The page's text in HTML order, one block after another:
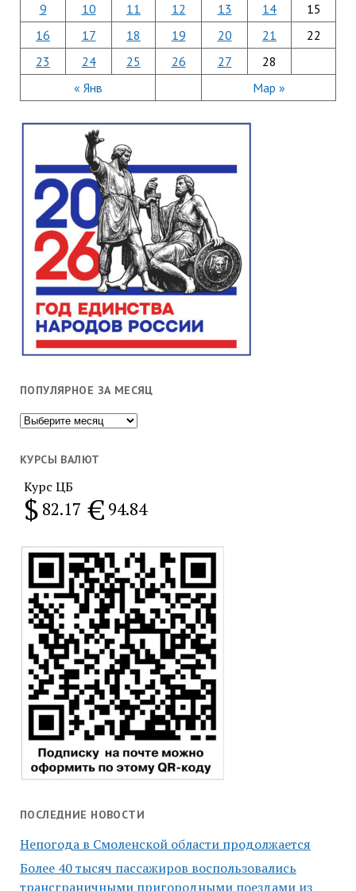
« Янв Мар »
9
10 11 12 13 14
15
16
17 18 19 20 21
22
23
24 25 26 27 28
ПОПУЛЯРНОЕ ЗА МЕСЯЦ
Популярное
месяц
КУРСЫ ВАЛЮТ
Курс ЦБ
$ 82.17 € 94.84
ПОСЛЕДНИЕ НОВОСТИ
Непогода в Смоленской области продолжается
Более 40 тысяч пассажиров воспользовались
трансграничными пригородными поездами из